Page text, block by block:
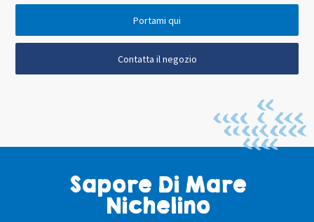
Sapore Di Mare
Nichelino
Portami qui
Contatta il negozio